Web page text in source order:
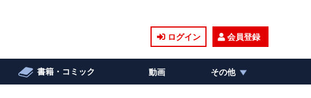
ログイン 会員登録
書籍・コミック 動画 その他